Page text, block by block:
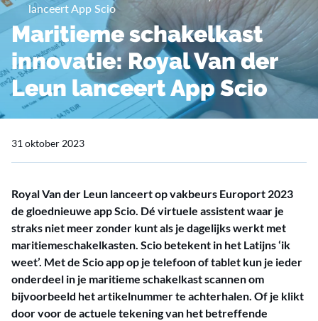
lanceert App Scio
Maritieme schakelkast
innovatie: Royal Van der
Leun lanceert App Scio
31 oktober 2023
Royal Van der Leun lanceert op vakbeurs Europort 2023
de gloednieuwe app Scio. Dé virtuele assistent waar je
straks niet meer zonder kunt als je dagelijks werkt met
maritiemeschakelkasten. Scio betekent in het Latijns ‘ik
weet’. Met de Scio app op je telefoon of tablet kun je ieder
onderdeel in je maritieme schakelkast scannen om
bijvoorbeeld het artikelnummer te achterhalen. Of je klikt
door voor de actuele tekening van het betreffende